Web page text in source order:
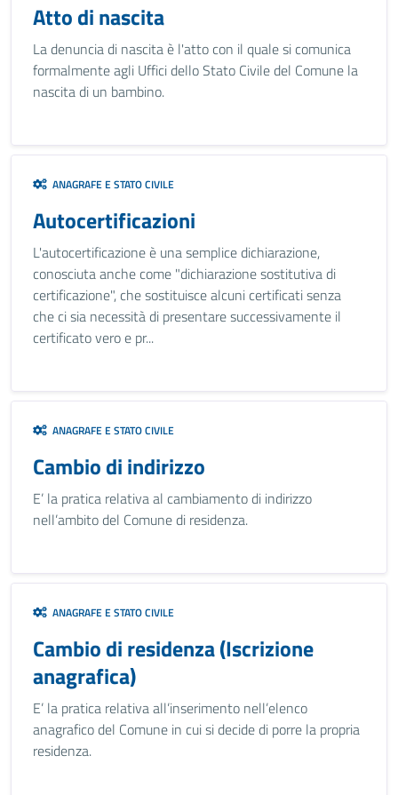
Atto di nascita
La denuncia di nascita è l'atto con il quale si comunica
formalmente agli Uffici dello Stato Civile del Comune la
nascita di un bambino.
ANAGRAFE E STATO CIVILE
Autocertificazioni
L'autocertificazione è una semplice dichiarazione,
conosciuta anche come "dichiarazione sostitutiva di
certificazione", che sostituisce alcuni certificati senza
che ci sia necessità di presentare successivamente il
certificato vero e pr...
ANAGRAFE E STATO CIVILE
Cambio di indirizzo
E’ la pratica relativa al cambiamento di indirizzo
nell’ambito del Comune di residenza.
ANAGRAFE E STATO CIVILE
Cambio di residenza (Iscrizione
anagrafica)
E’ la pratica relativa all’inserimento nell’elenco
anagrafico del Comune in cui si decide di porre la propria
residenza.